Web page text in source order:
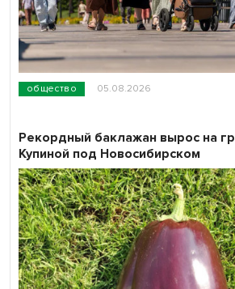
общество 05.08.2026
Рекордный баклажан вырос на
Купиной под Новосибирском